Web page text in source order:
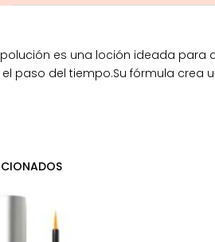
es una loción ideada
paso del tiempo.Su fórmula crea